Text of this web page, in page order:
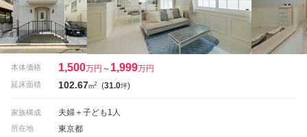
本体価格 1,500万円 ～ 1,999万円
延床面積 102.67m2 (31.0坪)
家族構成 夫婦＋子ども1人
所在地 東京都